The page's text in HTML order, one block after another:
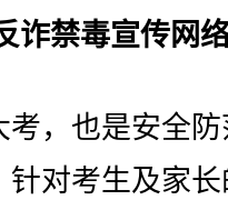
诈禁毒宣传网
，也是安全防
对考生及家